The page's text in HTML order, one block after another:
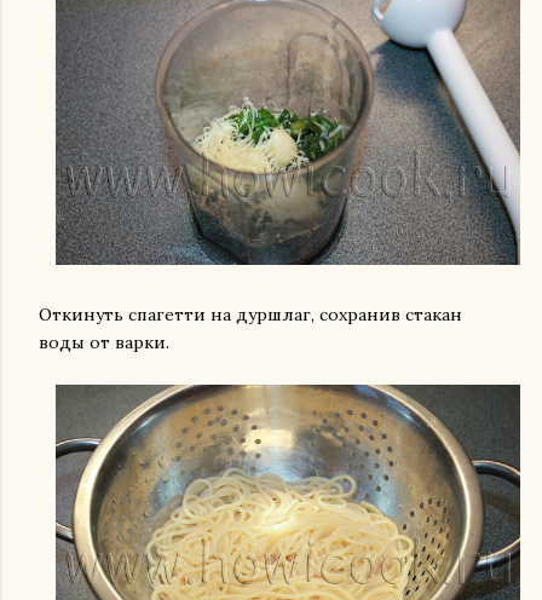
Откинуть спагетти на дуршлаг, сохранив стакан
воды от варки.